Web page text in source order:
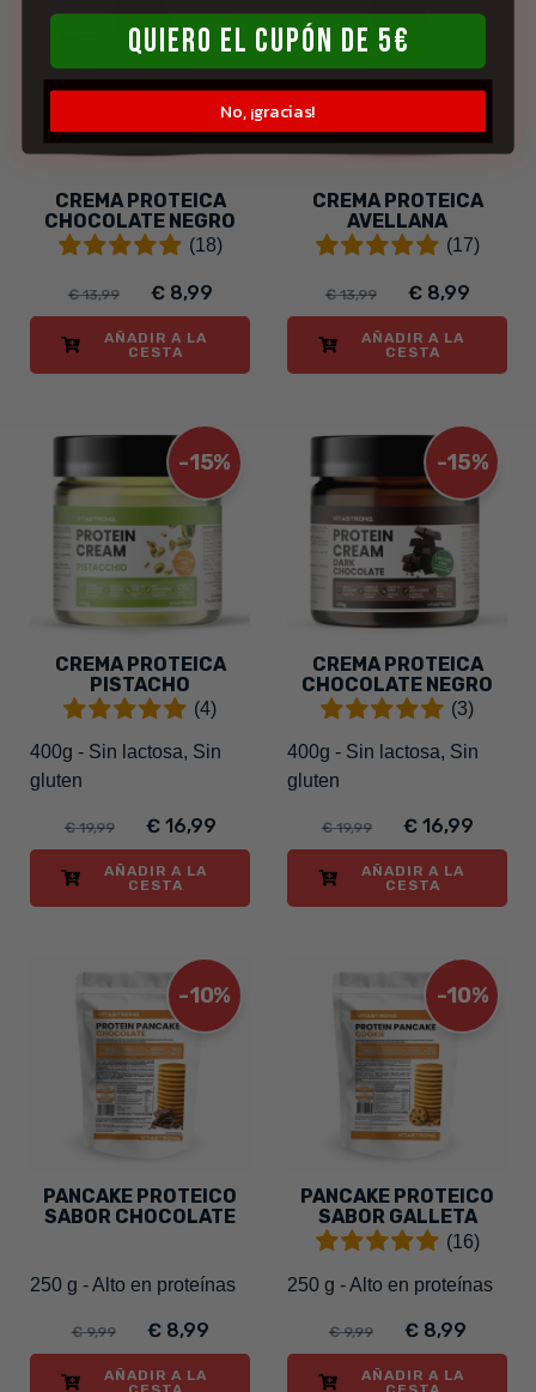
CREMA PROTEICA
CHOCOLATE NEGRO
(18)
€ 13,99 € 8,99
AÑADIR A LA
CESTA
CREMA PROTEICA
AVELLANA
(17)
€ 13,99 € 8,99
AÑADIR A LA
CESTA
-15%
CREMA PROTEICA
PISTACHO
(4)
400g - Sin lactosa, Sin
gluten
€ 19,99 € 16,99
AÑADIR A LA
CESTA
-15%
CREMA PROTEICA
CHOCOLATE NEGRO
(3)
400g - Sin lactosa, Sin
gluten
€ 19,99 € 16,99
AÑADIR A LA
CESTA
-10%
PANCAKE PROTEICO
SABOR CHOCOLATE
250 g - Alto en proteínas
€ 9,99 € 8,99
AÑADIR A LA
-10%
PANCAKE PROTEICO
SABOR GALLETA
(16)
250 g - Alto en proteínas
€ 9,99 € 8,99
AÑADIR A LA
QUIERO EL CUPÓN DE 5€
No, ¡gracias!